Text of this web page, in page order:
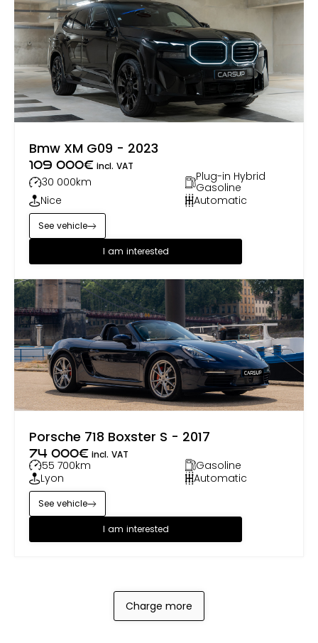
Bmw XM G09 - 2023
109 000€ incl. VAT
30 000km
Plug-in Hybrid
Gasoline
Nice
Automatic
I am interested
See vehicle
Porsche 718 Boxster S - 2017
74 000€ incl. VAT
55 700km
Gasoline
Lyon
Automatic
I am interested
See vehicle
Charge more